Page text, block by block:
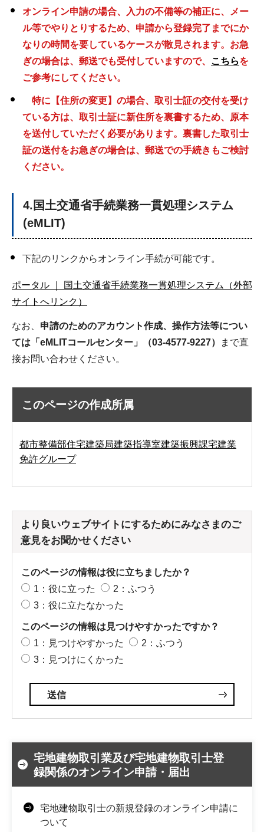
オンライン申請の場合、入力の不備等の補正に、メー
ル等でやりとりするため、申請から登録完了までにか
なりの時間を要しているケースが散見されます。お急
ぎの場合は、郵送でも受付していますので、 こちらを
ご参考にしてください。
特に【住所の変更】の場合、取引士証の交付を受け
ている方は、取引士証に新住所を裏書するため、原本
を送付していただく必要があります。裏書した取引士
証の送付をお急ぎの場合は、郵送での手続きもご検討
ください。
4.国土交通省手続業務一貫処理システム
(eMLIT)
下記のリンクからオンライン手続が可能です。
ポータル ｜ 国土交通省手続業務一貫処理システム（外部
サイトへリンク）
なお、 申請のためのアカウント作成、操作方法等につい
ては「eMLITコールセンター」（03-4577-9227）
まで直
接お問い合わせください。
このページの作成所属
都市整備部住宅建築局建築指導室建築振興課宅建業
免許グループ
より良いウェブサイトにするためにみなさまのご
意見をお聞かせください
このページの情報は役に立ちましたか？
1：役に立った
2：ふつう
3：役に立たなかった
このページの情報は見つけやすかったですか？
1：見つけやすかった
2：ふつう
3：見つけにくかった
宅地建物取引業及び宅地建物取引士登
録関係のオンライン申請・届出
宅地建物取引士の新規登録のオンライン申請に
ついて